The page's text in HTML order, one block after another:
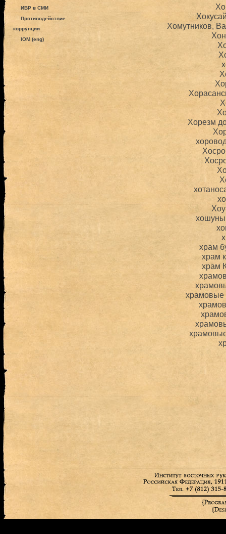
ИВР в СМИ
Противодействие
коррупции
IOM (eng)
Хомутников,
Хорезм
хошуны
храм
храм
храм
храмовые